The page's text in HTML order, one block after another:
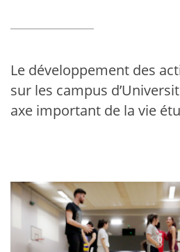
Le développement des
sur les campus
axe important de la vie